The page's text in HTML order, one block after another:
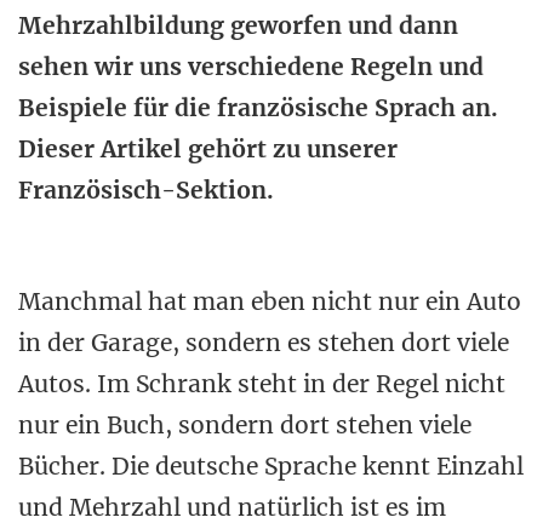
Mehrzahlbildung geworfen und dann
sehen wir uns verschiedene Regeln und
Beispiele für die französische Sprach an.
Dieser Artikel gehört zu unserer
Französisch-Sektion.
Manchmal hat man eben nicht nur ein Auto
in der Garage, sondern es stehen dort viele
Autos. Im Schrank steht in der Regel nicht
nur ein Buch, sondern dort stehen viele
Bücher. Die deutsche Sprache kennt Einzahl
und Mehrzahl und natürlich ist es im